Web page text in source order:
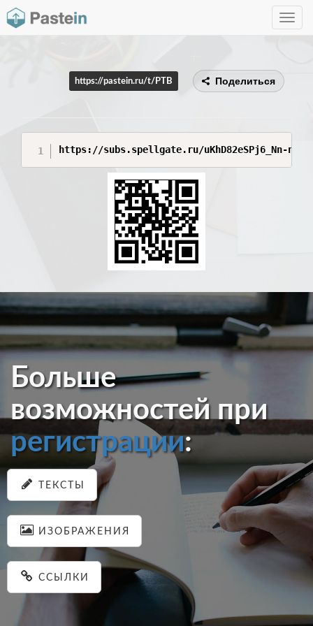
Toggle
https://pastein.ru/t/PTB Поделиться
https://subs.spellgate.ru/uKhD82eSPj6_Nn-n
Больше
возможностей при
регистрации:
ТЕКСТЫ
ИЗОБРАЖЕНИЯ
ССЫЛКИ